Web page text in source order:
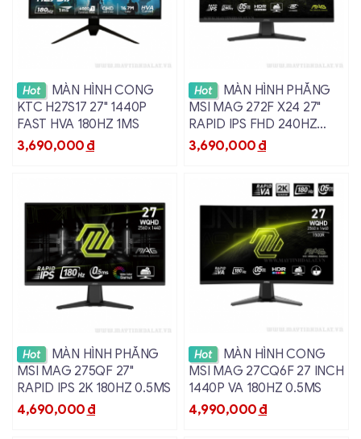
Xem chi tiết
Hot
MÀN HÌNH CONG
KTC H27S17 27" 1440P
FAST HVA 180HZ 1MS
3,690,000đ
Xem chi tiết
Hot
MÀN HÌNH PHẲNG
MSI MAG 272F X24 27"
RAPID IPS FHD 240HZ
0.5MS
3,690,000đ
Xem chi tiết
Hot
MÀN HÌNH PHẲNG
MSI MAG 275QF 27"
RAPID IPS 2K 180HZ 0.5MS
4,690,000đ
Xem chi tiết
Hot
MÀN HÌNH CONG
MSI MAG 27CQ6F 27 INCH
1440P VA 180HZ 0.5MS
4,990,000đ